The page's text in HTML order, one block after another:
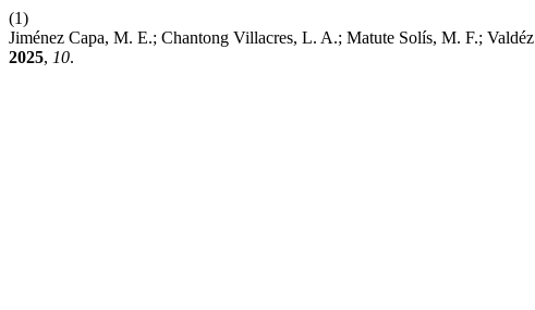
(1)
Jiménez Capa, M. E.; Chantong Villacres, L. A.; Matute Solís, M. F.;
2025, 10.